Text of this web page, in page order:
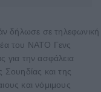
δήλωσε σε τηλεφωνική
του ΝΑΤΟ Γενς
για την ασφάλεια
Σουηδίας και της
και νόμιμους